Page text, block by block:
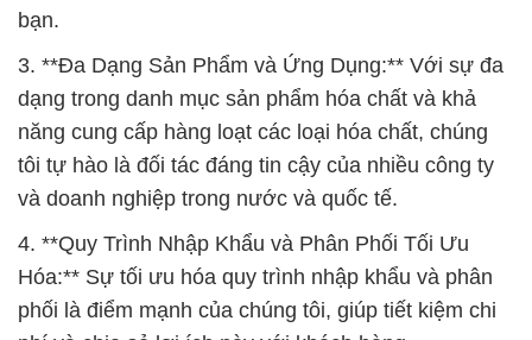
bạn.
3. **Đa Dạng Sản Phẩm và Ứng Dụng:** Với sự đa
dạng trong danh mục sản phẩm hóa chất và khả
năng cung cấp hàng loạt các loại hóa chất, chúng
tôi tự hào là đối tác đáng tin cậy của nhiều công ty
và doanh nghiệp trong nước và quốc tế.
4. **Quy Trình Nhập Khẩu và Phân Phối Tối Ưu
Hóa:** Sự tối ưu hóa quy trình nhập khẩu và phân
phối là điểm mạnh của chúng tôi, giúp tiết kiệm chi